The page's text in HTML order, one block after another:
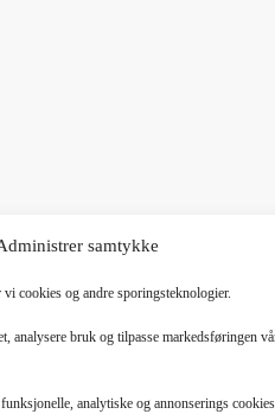
samtykke
cookies og andre sporingsteknologier.
analysere bruk og tilpasse markedsføringen
analytiske og annonserings